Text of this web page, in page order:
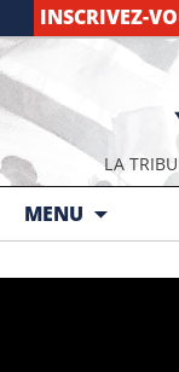
INSCRIVEZ-
LA
MENU
Aller au contenu